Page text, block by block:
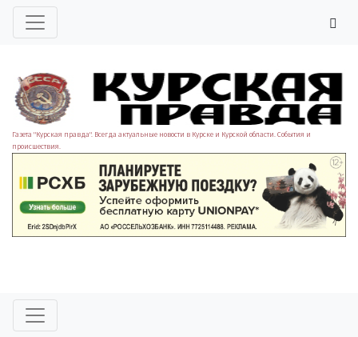
Газета "Курская правда". Всегда актуальные новости в Курске и Курской области. События и
происшествия.